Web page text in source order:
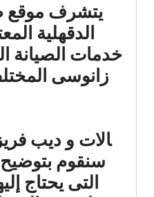
يتشرف موقع
الدقهلية
خدمات الصيانة
زانوسى
الات و ديب
سنقوم
التى يحتاج